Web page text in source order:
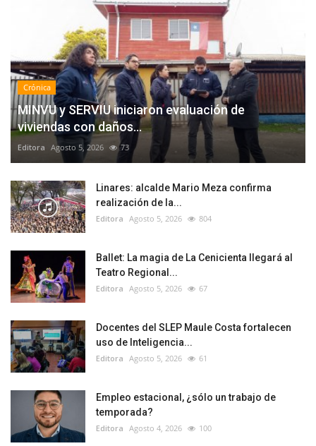
Crónica
MINVU y SERVIU iniciaron evaluación de
viviendas con daños...
Editora Agosto 5, 2026 73
Linares: alcalde Mario Meza confirma
realización de la...
Editora Agosto 5, 2026 804
Ballet: La magia de La Cenicienta llegará al
Teatro Regional...
Editora Agosto 5, 2026 67
Docentes del SLEP Maule Costa fortalecen
uso de Inteligencia...
Editora Agosto 5, 2026 61
Empleo estacional, ¿sólo un trabajo de
temporada?
Editora Agosto 4, 2026 100